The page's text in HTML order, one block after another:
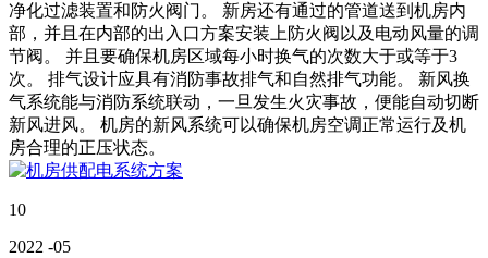
净化过滤装置和防火阀门。 新房还有通过的管道送到机房内
部，并且在内部的出入口方案安装上防火阀以及电动风量的调
节阀。 并且要确保机房区域每小时换气的次数大于或等于3
次。 排气设计应具有消防事故排气和自然排气功能。 新风换
气系统能与消防系统联动，一旦发生火灾事故，便能自动切断
新风进风。 机房的新风系统可以确保机房空调正常运行及机
房合理的正压状态。
10
2022 -05